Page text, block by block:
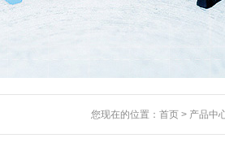
您现在的位置： 首页 > 产品中